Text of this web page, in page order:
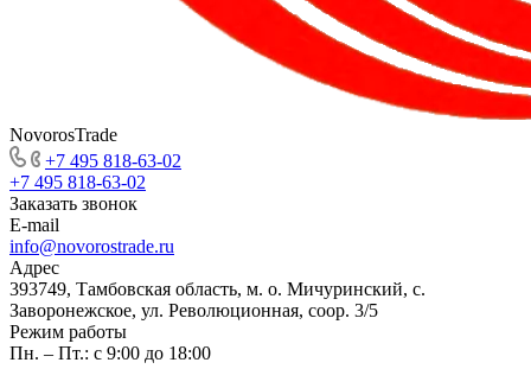
NovorosTrade
+7 495 818-63-02
+7 495 818-63-02
Заказать звонок
E-mail
info@novorostrade.ru
Адрес
393749, Тамбовская область, м. о. Мичуринский, с.
Заворонежское, ул. Революционная, соор. 3/5
Режим работы
Пн. – Пт.: с 9:00 до 18:00